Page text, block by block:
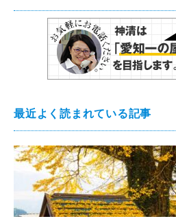
最近よく読まれている記事